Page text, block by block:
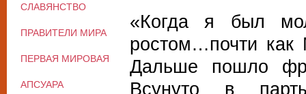
«Когда я был
ростом…почти как
Дальше пошло
Всунуто в
СЛАВЯНСТВО
ПРАВИТЕЛИ МИРА
ПЕРВАЯ МИРОВАЯ
АПСУАРА